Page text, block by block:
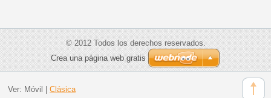
© 2012 Todos los derechos reservados.
Crea una página web gratis
Ver: Móvil Clásica